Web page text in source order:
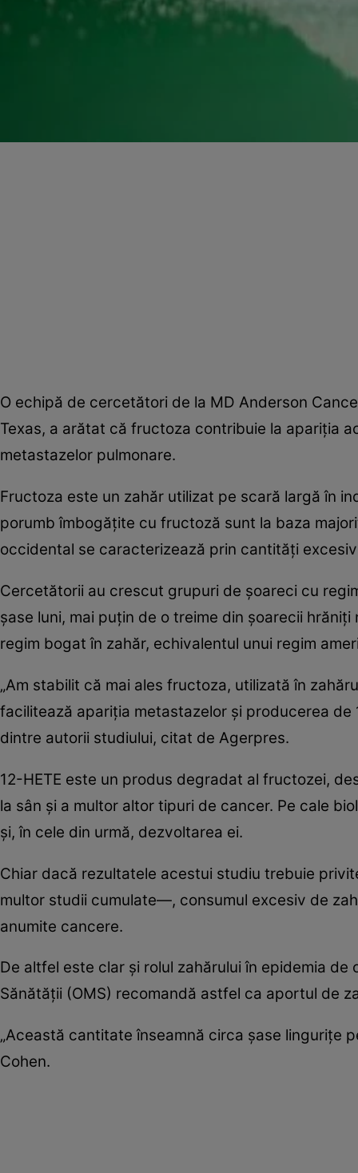
O echipă de cercetători de la MD Anderson
Texas, a arătat că fructoza contribuie la apariţia
metastazelor pulmonare.
Fructoza este un zahăr utilizat pe scară largă în
porumb îmbogăţite cu fructoză sunt la baza
occidental se caracterizează prin cantităţi
Cercetătorii au crescut grupuri de şoareci cu
şase luni, mai puţin de o treime din şoarecii
regim bogat în zahăr, echivalentul unui regim
„Am stabilit că mai ales fructoza, utilizată în
facilitează apariţia metastazelor şi producerea de
dintre autorii studiului, citat de Agerpres.
12-HETE este un produs degradat al fructozei,
la sân şi a multor altor tipuri de cancer. Pe cale
şi, în cele din urmă, dezvoltarea ei.
Chiar dacă rezultatele acestui studiu trebuie
multor studii cumulate—, consumul excesiv de
anumite cancere.
De altfel este clar şi rolul zahărului în epidemia
Sănătăţii (OMS) recomandă astfel ca aportul de
„Această cantitate înseamnă circa şase linguriţe
Cohen.